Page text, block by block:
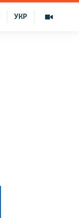
УКР